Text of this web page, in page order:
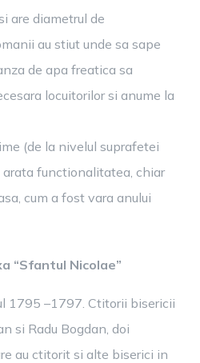
are diametrul de
au stiut unde sa sape
de apa freatica sa
locuitorilor si anume la
(de la nivelul suprafetei
functionalitatea, chiar
cum a fost vara anului
“Sfantul Nicolae”
1795 –1797. Ctitorii bisericii
si Radu Bogdan, doi
au ctitorit si alte biserici in